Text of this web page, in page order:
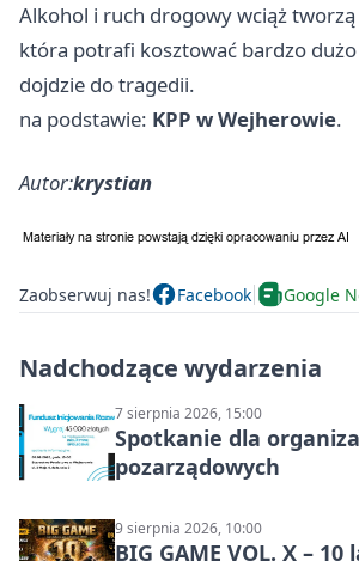
Alkohol i ruch drogowy wciąż tworzą
która potrafi kosztować bardzo dużo
dojdzie do tragedii.
na podstawie: KPP w Wejherowie.
Autor:krystian
Zaobserwuj nas! Facebook Google
Nadchodzące wydarzenia
7 sierpnia 2026, 15:00
Spotkanie dla
pozarządowych
9 sierpnia 2026, 10:00
BIG GAME VOL. X – 10